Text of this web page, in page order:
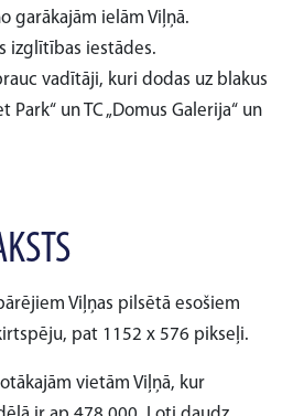
garākajām ielām Viļņā.
izglītības iestādes.
vadītāji, kuri dodas uz blakus
Park“ un TC „Domus Galerija“ un
Viļņas pilsētā esošiem
pat 1152 x 576 pikseļi.
vietām Viļņā, kur